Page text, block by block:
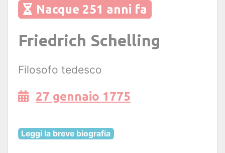
Nacque 251 anni fa
Friedrich Schelling
Filosofo tedesco
27 gennaio 1775
Leggi la breve biografia